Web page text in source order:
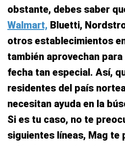
obstante, debes saber
Walmart, Bluetti,
otros establecimientos
también aprovechan
fecha tan especial. Así,
residentes del país
necesitan ayuda en la
Si es tu caso, no te
siguientes líneas, Mag te